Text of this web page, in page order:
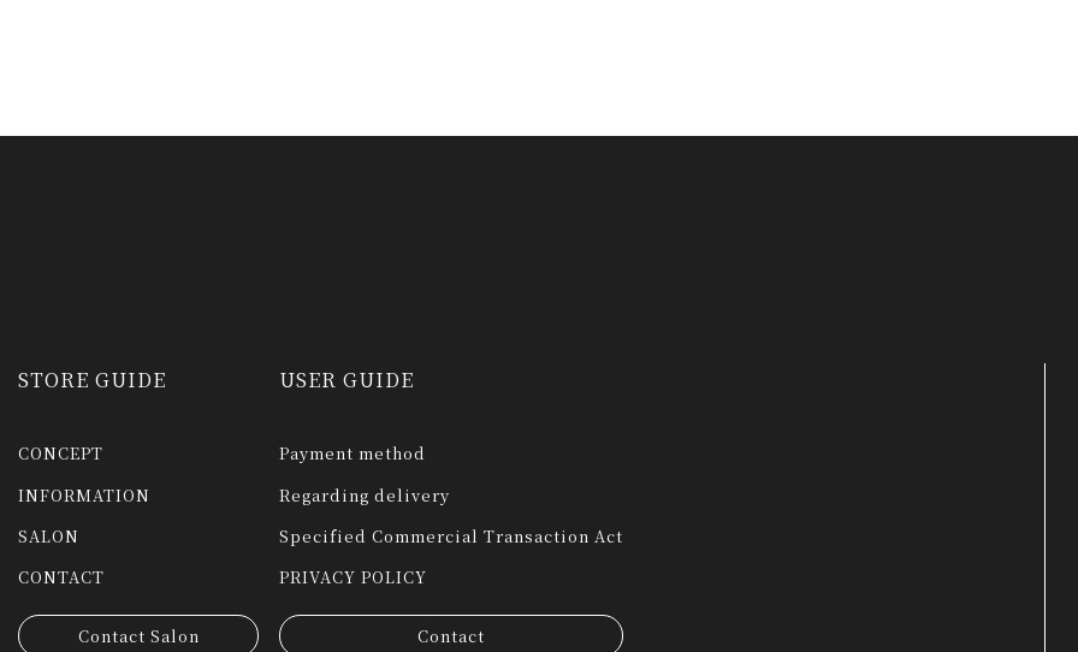
STORE GUIDE
CONCEPT
INFORMATION
SALON
CONTACT
Contact Salon
USER GUIDE
Payment method
Regarding delivery
Specified Commercial Transaction Act
PRIVACY POLICY
Contact